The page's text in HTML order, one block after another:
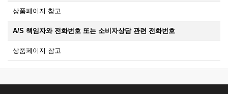
상품페이지 참고
A/S 책임자와 전화번호 또는 소비자상담 관련 전화번호
상품페이지 참고